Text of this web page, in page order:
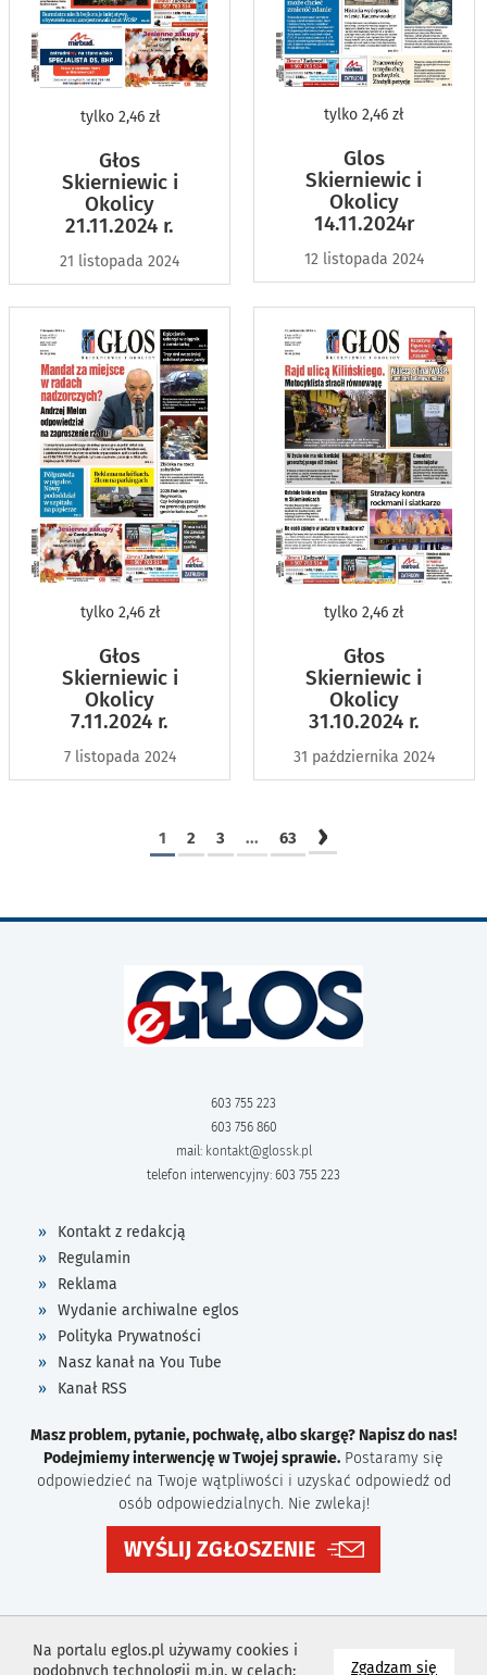
Zgadzam się
Na portalu eglos.pl używamy cookies i
podobnych technologii m.in. w celach:
tylko2,46 zł
Głos
Skierniewic i
Okolicy
21.11.2024 r.
21 listopada 2024
tylko 2,46 zł
Glos
Skierniewic i
Okolicy
14.11.2024r
12 listopada 2024
tylko2,46 zł
Głos
Skierniewic i
Okolicy
7.11.2024 r.
7 listopada 2024
tylko 2,46 zł
Głos
Skierniewic i
Okolicy
31.10.2024 r.
31 października 2024
1 2 3 ... 63 ›
603 755 223
603 756 860
mail: kontakt@glossk.pl
telefon interwencyjny: 603 755 223
Kontakt z redakcją
Regulamin
Reklama
Wydanie archiwalne eglos
Polityka Prywatności
Nasz kanał na You Tube
Kanał RSS
Masz problem, pytanie, pochwałę, albo skargę? Napisz do nas!
Podejmiemy interwencję w Twojej sprawie. Postaramy się
odpowiedzieć na Twoje wątpliwości i uzyskać odpowiedź od
osób odpowiedzialnych. Nie zwlekaj!
WYŚLIJ ZGŁOSZENIE